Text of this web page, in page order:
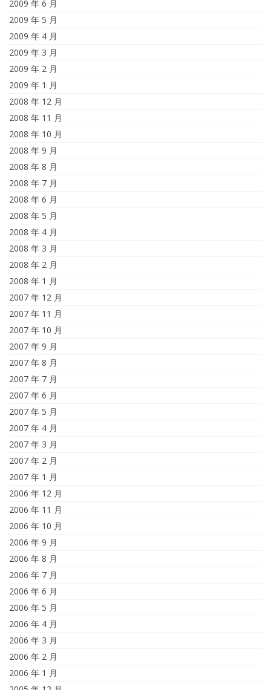
2009 年 6 月
2009 年 5 月
2009 年 4 月
2009 年 3 月
2009 年 2 月
2009 年 1 月
2008 年 12 月
2008 年 11 月
2008 年 10 月
2008 年 9 月
2008 年 8 月
2008 年 7 月
2008 年 6 月
2008 年 5 月
2008 年 4 月
2008 年 3 月
2008 年 2 月
2008 年 1 月
2007 年 12 月
2007 年 11 月
2007 年 10 月
2007 年 9 月
2007 年 8 月
2007 年 7 月
2007 年 6 月
2007 年 5 月
2007 年 4 月
2007 年 3 月
2007 年 2 月
2007 年 1 月
2006 年 12 月
2006 年 11 月
2006 年 10 月
2006 年 9 月
2006 年 8 月
2006 年 7 月
2006 年 6 月
2006 年 5 月
2006 年 4 月
2006 年 3 月
2006 年 2 月
2006 年 1 月